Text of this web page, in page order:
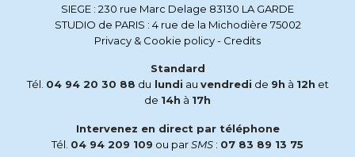
SIEGE : 230 rue Marc Delage 83130 LA GARDE
STUDIO de PARIS : 4 rue de la Michodière 75002
Privacy & Cookie policy- Credits
Standard
Tél. 04 94 20 30 88 du lundi au vendredi de 9h à 12h et
de 14h à 17h
Intervenez en direct par téléphone
Tél. 04 94 209 109 ou parSMS : 07 83 89 13 75